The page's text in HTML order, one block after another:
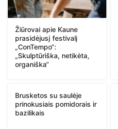
Žiūrovai apie Kaune
prasidėjusį festivalį
„ConTempo“:
„Skulptūriška, netikėta,
organiška“
Brusketos su saulėje
prinokusiais pomidorais ir
bazilikais